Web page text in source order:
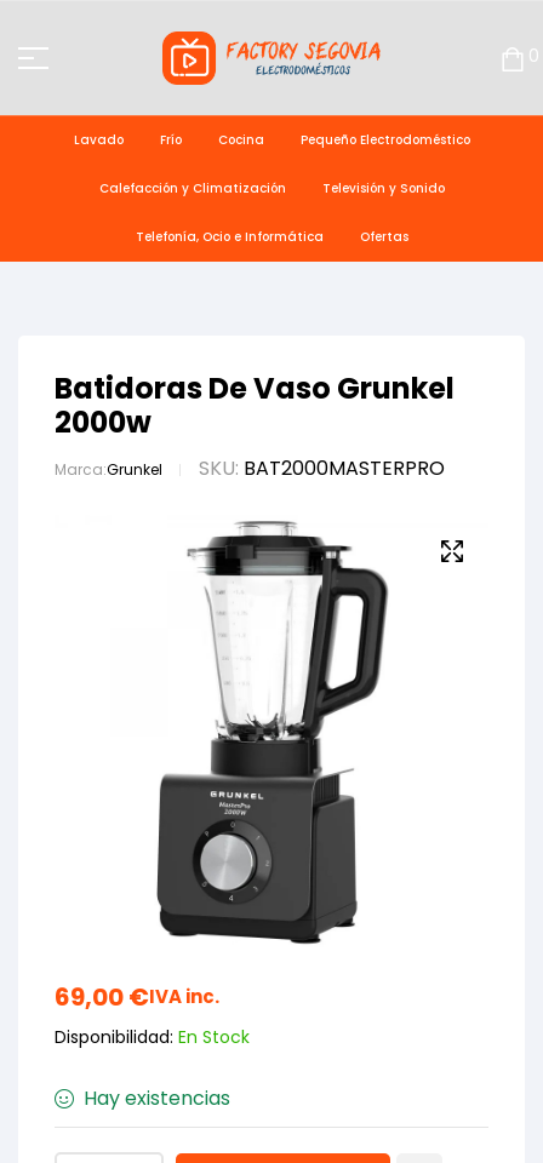
0
Lavado Frío Cocina Pequeño Electrodoméstico
Calefacción y Climatización Televisión y Sonido
Telefonía, Ocio e Informática Ofertas
Batidoras De Vaso Grunkel
2000w
Marca:Grunkel SKU: BAT2000MASTERPRO
69,00€IVA inc.
Disponibilidad: En Stock
Hay existencias